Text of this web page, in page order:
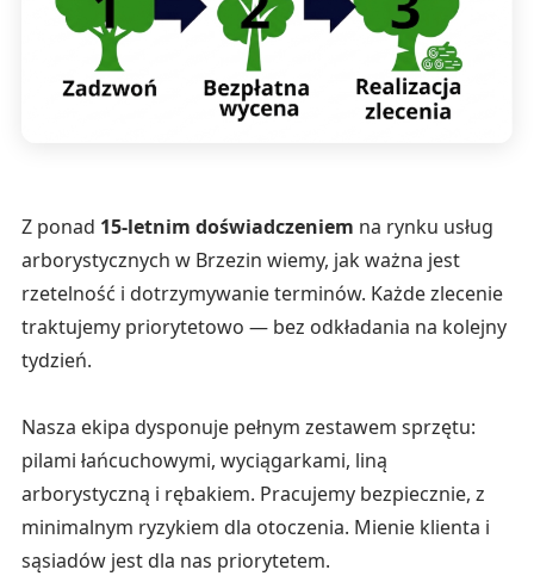
Z ponad 15-letnim doświadczeniem na rynku usług
arborystycznych w Brzezin wiemy, jak ważna jest
rzetelność i dotrzymywanie terminów. Każde zlecenie
traktujemy priorytetowo — bez odkładania na kolejny
tydzień.
Nasza ekipa dysponuje pełnym zestawem sprzętu:
pilami łańcuchowymi, wyciągarkami, liną
arborystyczną i rębakiem. Pracujemy bezpiecznie, z
minimalnym ryzykiem dla otoczenia. Mienie klienta i
sąsiadów jest dla nas priorytetem.